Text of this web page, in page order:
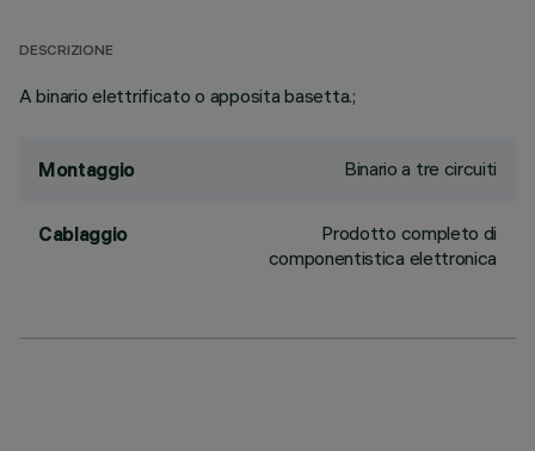
DESCRIZIONE
A binario elettrificato o apposita basetta.;
Montaggio Binario a tre circuiti
Cablaggio
Prodotto completo di
componentistica elettronica